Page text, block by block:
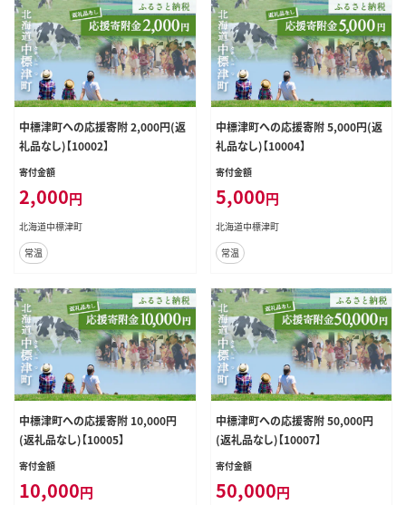
中標津町への応援寄附 2,000円(返
礼品なし)【10002】
寄付金額
2,000円
北海道中標津町
常温
中標津町への応援寄附 5,000円(返
礼品なし)【10004】
寄付金額
5,000円
北海道中標津町
常温
中標津町への応援寄附 10,000円
(返礼品なし)【10005】
寄付金額
10,000円
中標津町への応援寄附 50,000円
(返礼品なし)【10007】
寄付金額
50,000円